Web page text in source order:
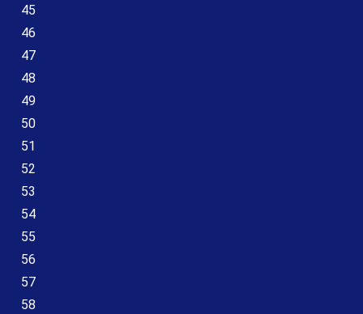
45
46
47
48
49
50
51
52
53
54
55
56
57
58